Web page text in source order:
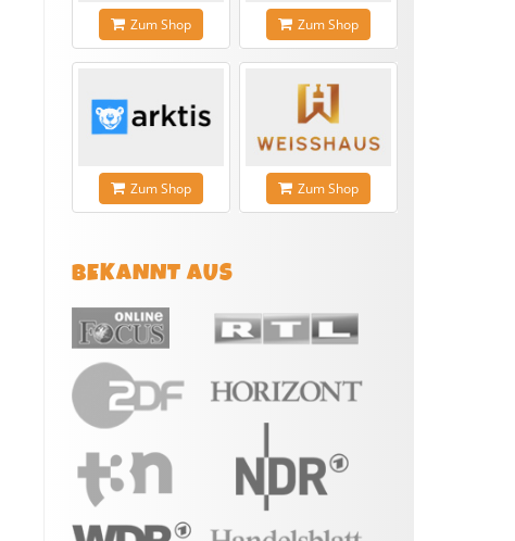
Zum Shop Zum Shop
Zum Shop Zum Shop
BEKANNT AUS